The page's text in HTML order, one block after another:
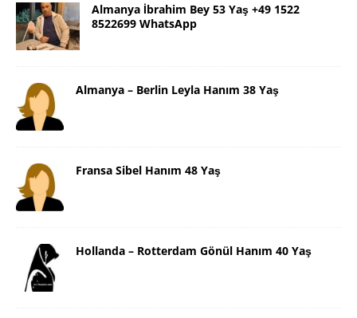
Almanya İbrahim Bey 53 Yaş +49 1522
8522699 WhatsApp
Almanya – Berlin Leyla Hanım 38 Yaş
Fransa Sibel Hanım 48 Yaş
Hollanda – Rotterdam Gönül Hanım 40 Yaş